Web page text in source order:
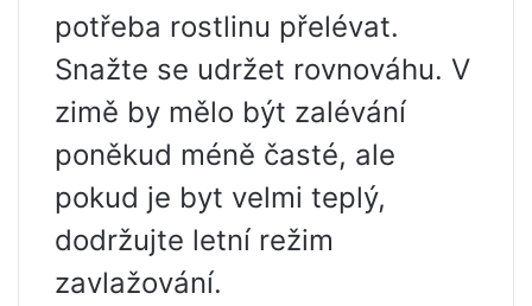
potřeba rostlinu přelévat.
Snažte se udržet rovnováhu. V
zimě by mělo být zalévání
poněkud méně časté, ale
pokud je byt velmi teplý,
dodržujte letní režim
zavlažování.